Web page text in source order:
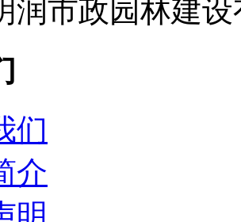
润市政园林建
们
介